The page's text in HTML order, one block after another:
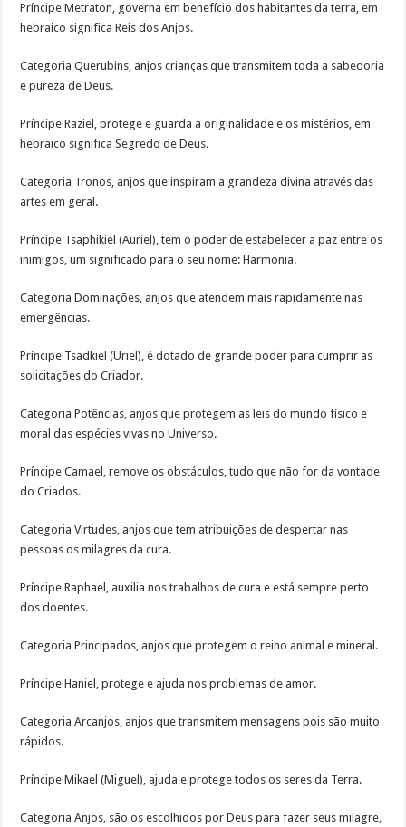
Príncipe Metraton, governa em benefício dos habitantes da terra, em
hebraico significa Reis dos Anjos.
Categoria Querubins, anjos crianças que transmitem toda a sabedoria
e pureza de Deus.
Príncipe Raziel, protege e guarda a originalidade e os mistérios, em
hebraico significa Segredo de Deus.
Categoria Tronos, anjos que inspiram a grandeza divina através das
artes em geral.
Príncipe Tsaphikiel (Auriel), tem o poder de estabelecer a paz entre os
inimigos, um significado para o seu nome: Harmonia.
Categoria Dominações, anjos que atendem mais rapidamente nas
emergências.
Príncipe Tsadkiel (Uriel), é dotado de grande poder para cumprir as
solicitações do Criador.
Categoria Potências, anjos que protegem as leis do mundo físico e
moral das espécies vivas no Universo.
Príncipe Camael, remove os obstáculos, tudo que não for da vontade
do Criados.
Categoria Virtudes, anjos que tem atribuições de despertar nas
pessoas os milagres da cura.
Príncipe Raphael, auxilia nos trabalhos de cura e está sempre perto
dos doentes.
Categoria Principados, anjos que protegem o reino animal e mineral.
Príncipe Haniel, protege e ajuda nos problemas de amor.
Categoria Arcanjos, anjos que transmitem mensagens pois são muito
rápidos.
Príncipe Mikael (Miguel), ajuda e protege todos os seres da Terra.
Categoria Anjos, são os escolhidos por Deus para fazer seus milagre,